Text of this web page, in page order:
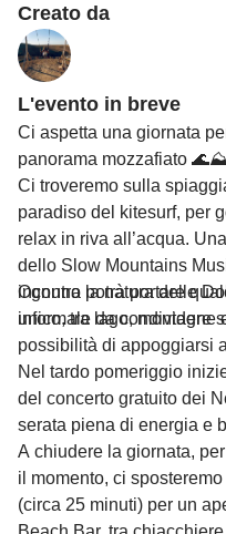
Creato da
L'evento in breve
Ci aspetta una giornata
panorama mozzafiato 🌊⛰️
Ci troveremo sulla
paradiso del kitesurf, per
relax in riva all’acqua.
dello Slow Mountains
incontra la natura delle
unico, tra lago, montagne
Ognuno potrà portare
informale da condividere
possibilità di appoggiarsi
Nel tardo pomeriggio
del concerto gratuito dei
serata piena di energia e
A chiudere la giornata,
il momento, ci
(circa 25 minuti) per un